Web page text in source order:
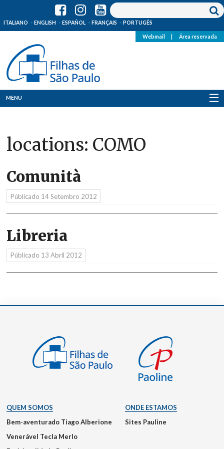
ITALIANO ENGLISH ESPAÑOL FRANÇAIS PORTUGÊS
Webmail Área reservada
MENU
Onde Estamos
Recursos
Media
locations: COMO
Comunità
Públicado 14 Setembro 2012
Libreria
Públicado 13 Abril 2012
QUEM SOMOS
Bem-aventurado Tiago Alberione
Venerável Tecla Merlo
ONDE ESTAMOS
Sites Pauline